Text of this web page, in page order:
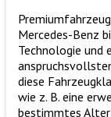
Mercedes-Benz
Technologie und
diese
wie z. B. eine
bestimmtes Alter